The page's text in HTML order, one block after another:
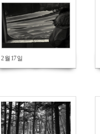
2 월 17 일
618
670